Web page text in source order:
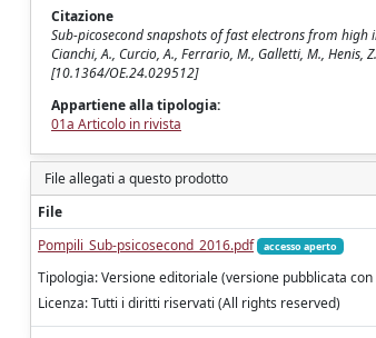
Citazione
Sub-picosecond snapshots of fast electrons from high
Cianchi, A., Curcio, A., Ferrario, M., Galletti, M., Henis,
[10.1364/OE.24.029512]
Appartiene alla tipologia:
01a Articolo in rivista
File allegati a questo prodotto
File
Pompili_Sub-psicosecond_2016.pdf
accesso aperto
Tipologia: Versione editoriale (versione pubblicata
Licenza: Tutti i diritti riservati (All rights reserved)